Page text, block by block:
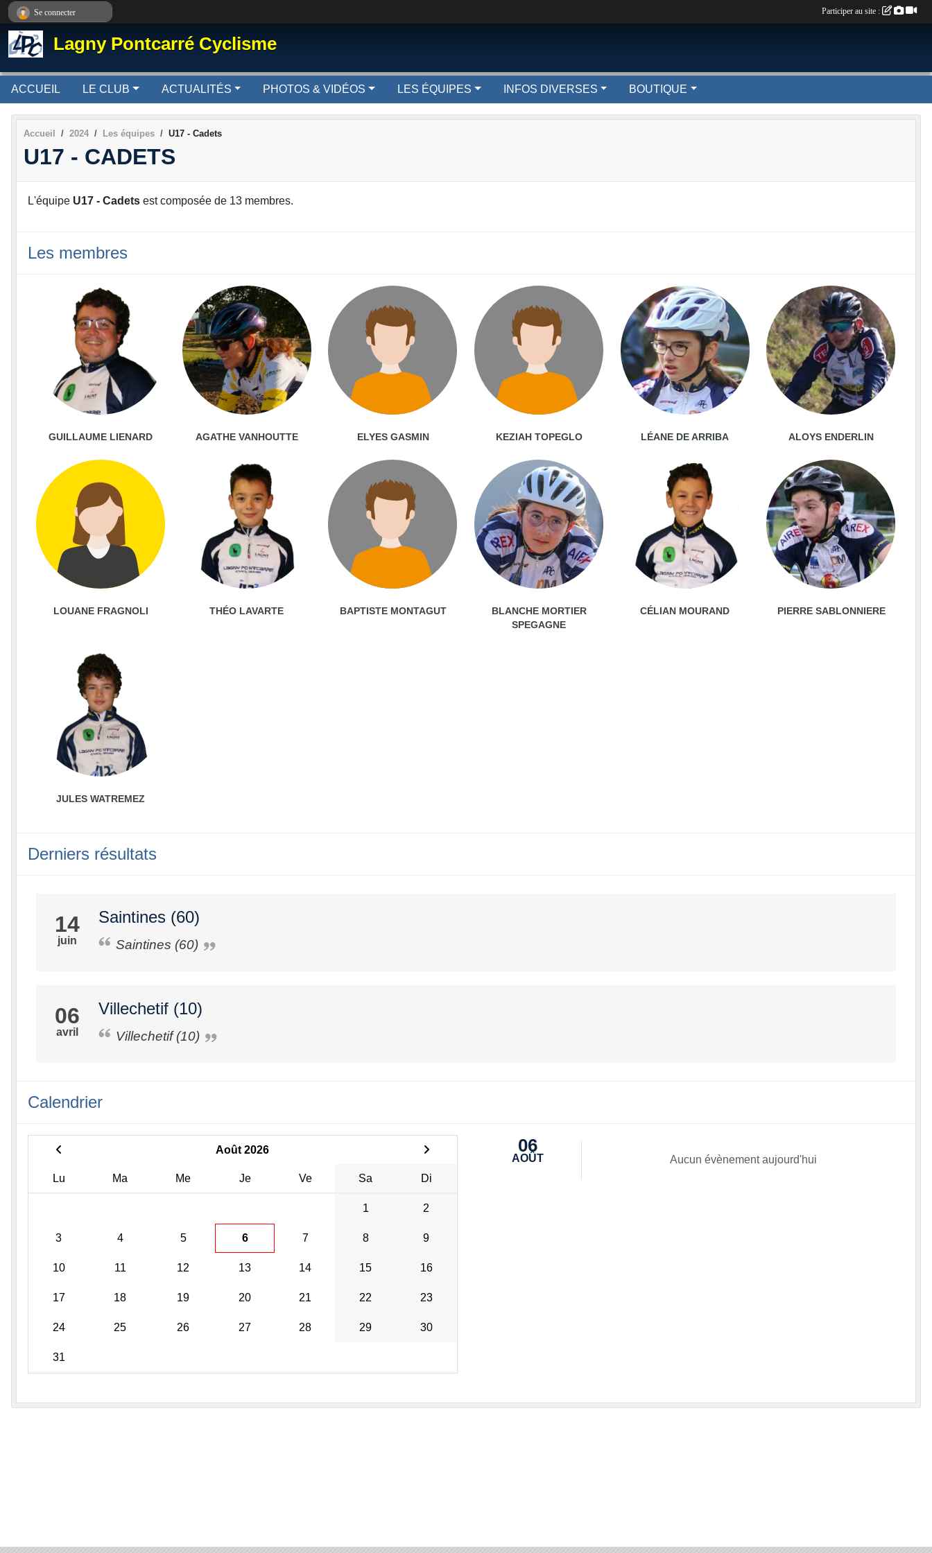
Lagny Pontcarré Cyclisme
ACCUEIL LE CLUB ACTUALITÉS PHOTOS & VIDÉOS LES ÉQUIPES INFOS DIVERSES BOUTIQUE
Accueil 2024 Les équipes U17 - Cadets
U17 - CADETS
L'équipe U17 - Cadets est composée de 13 membres.
Les membres
GUILLAUME LIENARD AGATHE VANHOUTTE ELYES GASMIN KEZIAH TOPEGLO LÉANE DE ARRIBA ALOYS ENDERLIN
LOUANE FRAGNOLI THÉO LAVARTE BAPTISTE MONTAGUT
BLANCHE MORTIER
SPEGAGNE
CÉLIAN MOURAND PIERRE SABLONNIERE
JULES WATREMEZ
Derniers résultats
14
juin
Saintines (60)
Saintines (60)
06
avril
Villechetif (10)
Villechetif (10)
Calendrier
Août 2026
Lu Ma Me Je Ve Sa Di
1 2
3 4 5 6 7 8 9
10 11 12 13 14 15 16
17 18 19 20 21 22 23
24 25 26 27 28 29 30
31
06
AOÛT Aucun évènement aujourd'hui
Se connecter Participer au site :
Panneau de gestion des cookies